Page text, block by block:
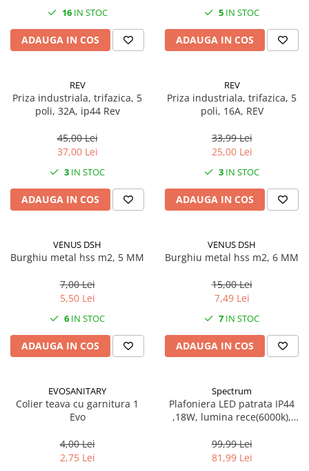
16IN STOC
ADAUGA IN COS
5 IN STOC
ADAUGA IN COS
REV
Priza industriala, trifazica, 5
poli, 32A, ip44 Rev
45,00 Lei
37,00 Lei
3 IN STOC
ADAUGA IN COS
REV
Priza industriala, trifazica, 5
poli, 16A, REV
33,99 Lei
25,00 Lei
3 IN STOC
ADAUGA IN COS
VENUS DSH
Burghiu metal hss m2, 5 MM
7,00 Lei
5,50 Lei
6 IN STOC
ADAUGA IN COS
VENUS DSH
Burghiu metal hss m2, 6 MM
15,00 Lei
7,49 Lei
7 IN STOC
ADAUGA IN COS
EVOSANITARY
Colier teava cu garnitura 1
Evo
4,00 Lei
2,75 Lei
Spectrum
Plafoniera LED patrata IP44
,18W, lumina rece(6000k),
99,99 Lei
81,99 Lei